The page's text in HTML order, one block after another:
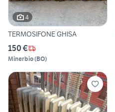
4
TERMOSIFONE GHISA
150 €
Minerbio(BO)